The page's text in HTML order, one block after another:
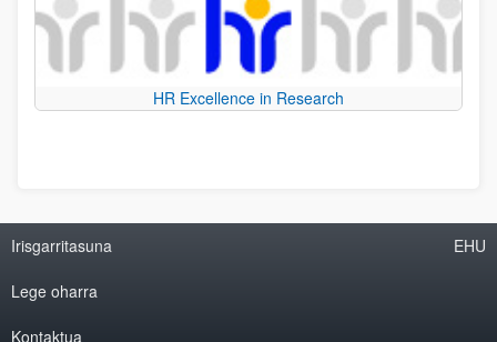
HR Excellence in Research
Irisgarritasuna
Lege oharra
Kontaktua
EHU